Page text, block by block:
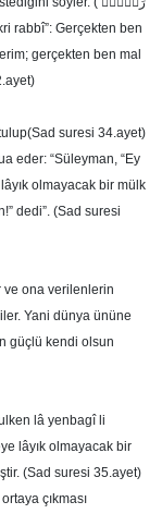
gerçekten ben mal
suresi 34.ayet)
eder: “Süleyman, “Ey
olmayacak bir mülk
dedi”. (Sad suresi
ve ona verilenlerin
Yani dünya ününe
güçlü kendi olsun
lâyık olmayacak bir
(Sad suresi 35.ayet)